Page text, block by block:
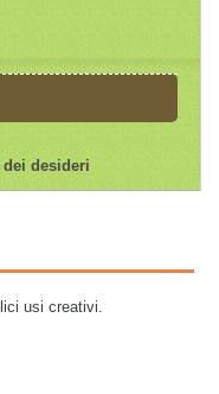
desideri
usi creativi.